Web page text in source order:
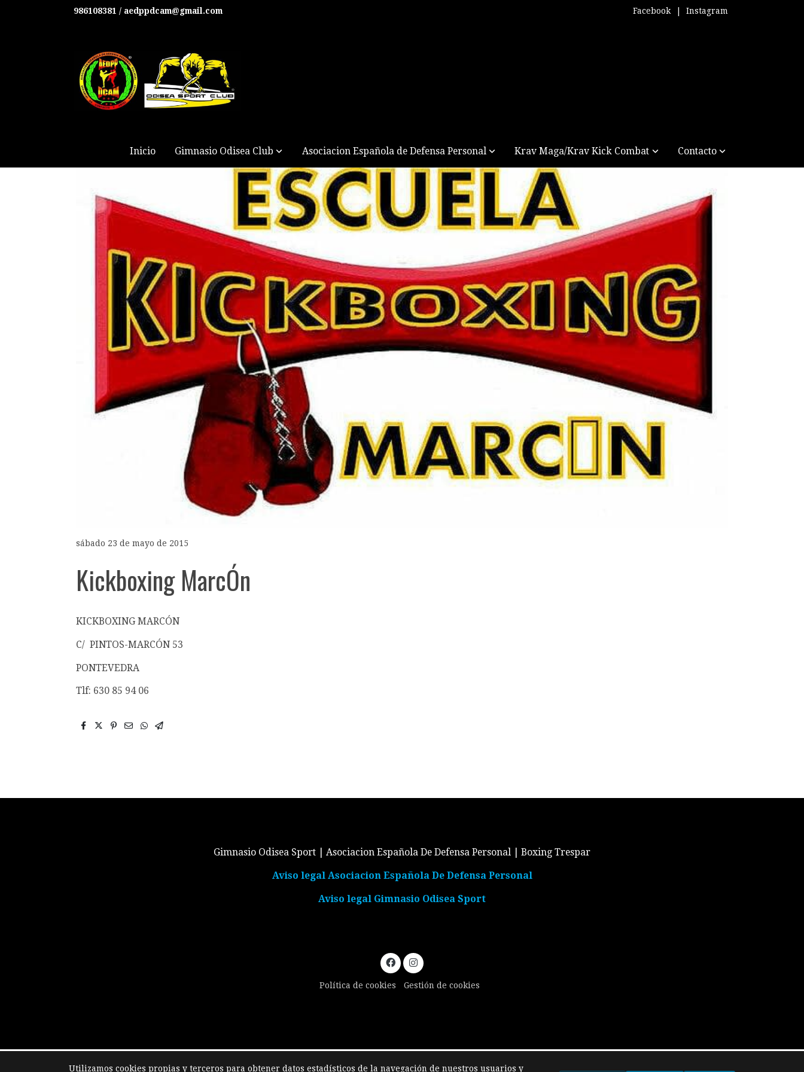
986108381 / aedppdcam@gmail.com Facebook Instagram
Inicio Gimnasio Odisea Club Asociacion Española de Defensa Personal Krav Maga/Krav Kick Combat Contacto
sábado 23 de mayo de 2015
Kickboxing MarcÓn
KICKBOXING MARCÓN
C/ PINTOS-MARCÓN 53
PONTEVEDRA
Tlf: 630 85 94 06
Gimnasio Odisea Sport | Asociacion Española De Defensa Personal | Boxing Trespar
Aviso legal Asociacion Española De Defensa Personal
Aviso legal Gimnasio Odisea Sport
Política de cookies Gestión de cookies
Utilizamos cookies propias y terceros para obtener datos estadísticos de la navegación de nuestros usuarios y